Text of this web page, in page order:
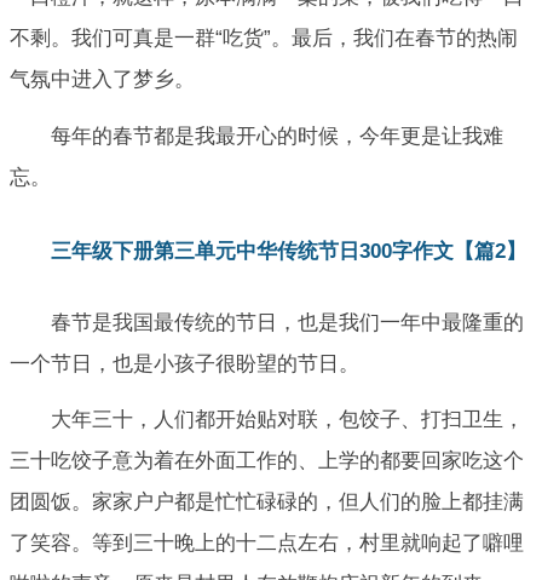
不剩。我们可真是一群“吃货”。最后，我们在春节的热闹
气氛中进入了梦乡。
每年的春节都是我最开心的时候，今年更是让我难
忘。
三年级下册第三单元中华传统节日300字作文【篇2】
春节是我国最传统的节日，也是我们一年中最隆重的
一个节日，也是小孩子很盼望的节日。
大年三十，人们都开始贴对联，包饺子、打扫卫生，
三十吃饺子意为着在外面工作的、上学的都要回家吃这个
团圆饭。家家户户都是忙忙碌碌的，但人们的脸上都挂满
了笑容。等到三十晚上的十二点左右，村里就响起了噼哩